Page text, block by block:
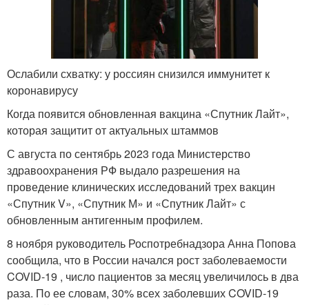
Ослабили схватку: у россиян снизился иммунитет к
коронавирусу
Когда появится обновленная вакцина «Спутник Лайт»,
которая защитит от актуальных штаммов
С августа по сентябрь 2023 года Министерство
здравоохранения РФ выдало разрешения на
проведение клинических исследований трех вакцин
«Спутник V», «Спутник М» и «Спутник Лайт» с
обновленным антигенным профилем.
8 ноября руководитель Роспотребнадзора Анна Попова
сообщила, что в России начался рост заболеваемости
COVID-19 , число пациентов за месяц увеличилось в два
раза. По ее словам, 30% всех заболевших COVID-19